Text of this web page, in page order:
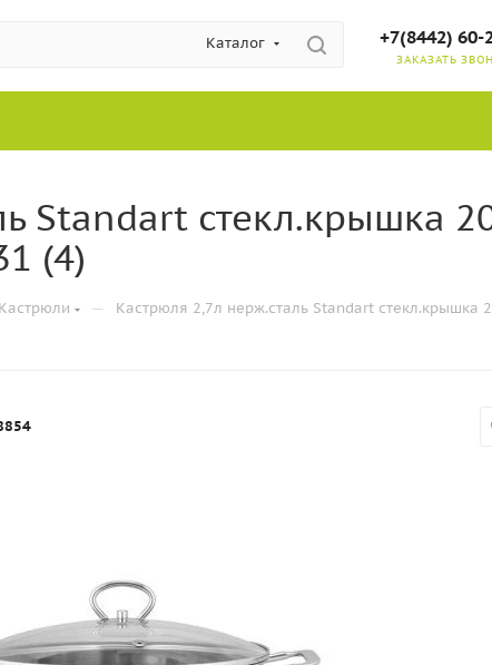
Каталог +7(8442) 60-
ЗАКАЗАТЬ
Standart стекл.крышка
(4)
Кастрюли — Кастрюля 2,7л нерж.сталь Standart стекл.крышка